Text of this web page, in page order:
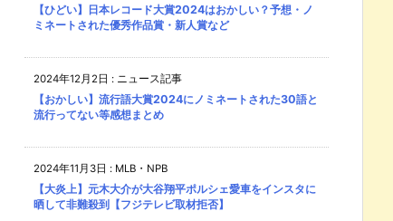
【ひどい】日本レコード大賞2024はおかしい？予想・ノ
ミネートされた優秀作品賞・新人賞など
2024年12月2日 : ニュース記事
【おかしい】流行語大賞2024にノミネートされた30語と
流行ってない等感想まとめ
2024年11月3日 : MLB・NPB
【大炎上】元木大介が大谷翔平ポルシェ愛車をインスタに
晒して非難殺到【フジテレビ取材拒否】